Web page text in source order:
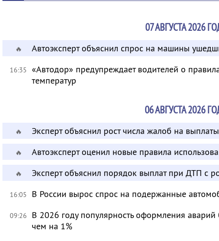
07 АВГУСТА 2026
🔥 Автоэксперт объяснил спрос на машины
16:35 «Автодор» предупреждает водителей о
температур
06 АВГУСТА 2026
🔥 Эксперт объяснил рост числа жалоб на
🔥 Автоэксперт оценил новые правила
🔥 Эксперт объяснил порядок выплат при ДТП с
16:05 В России вырос спрос на подержанные
09:26
В 2026 году популярность оформления
чем на 1%